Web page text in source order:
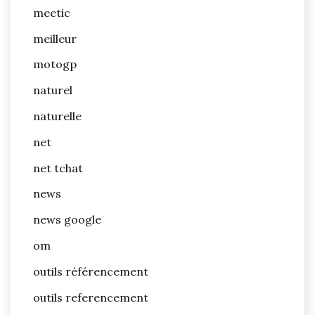
meetic
meilleur
motogp
naturel
naturelle
net
net tchat
news
news google
om
outils référencement
outils referencement